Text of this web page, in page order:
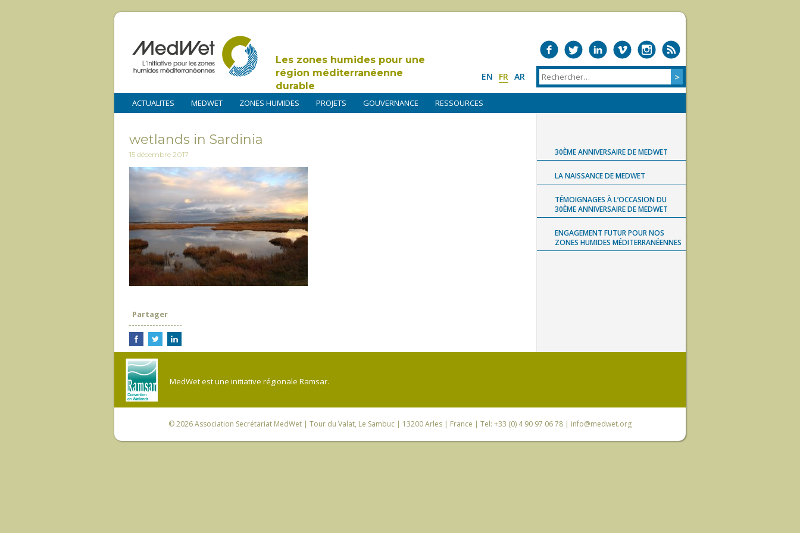
Les zones humides pour une
région méditerranéenne
durable
EN FR AR
ACTUALITES MEDWET ZONES HUMIDES PROJETS GOUVERNANCE RESSOURCES
wetlands in Sardinia
15 décembre 2017
Partager
30ÈME ANNIVERSAIRE DE MEDWET
LA NAISSANCE DE MEDWET
TÉMOIGNAGES À L’OCCASION DU
30ÈME ANNIVERSAIRE DE MEDWET
ENGAGEMENT FUTUR POUR NOS
ZONES HUMIDES MÉDITERRANÉENNES
MedWet est une initiative régionale Ramsar.
© 2026Association Secrétariat MedWet | Tour du Valat, Le Sambuc | 13200 Arles | France | Tel: +33 (0) 4 90 97 06 78 | info@medwet.org